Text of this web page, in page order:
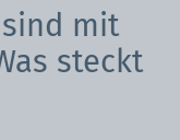
mit
steckt